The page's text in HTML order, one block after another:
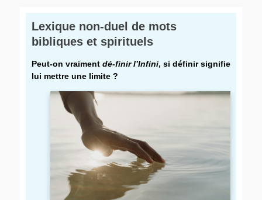
Lexique non-duel de mots
bibliques et spirituels
Peut-on vraiment dé-finir l’Infini, si définir signifie
lui mettre une limite ?